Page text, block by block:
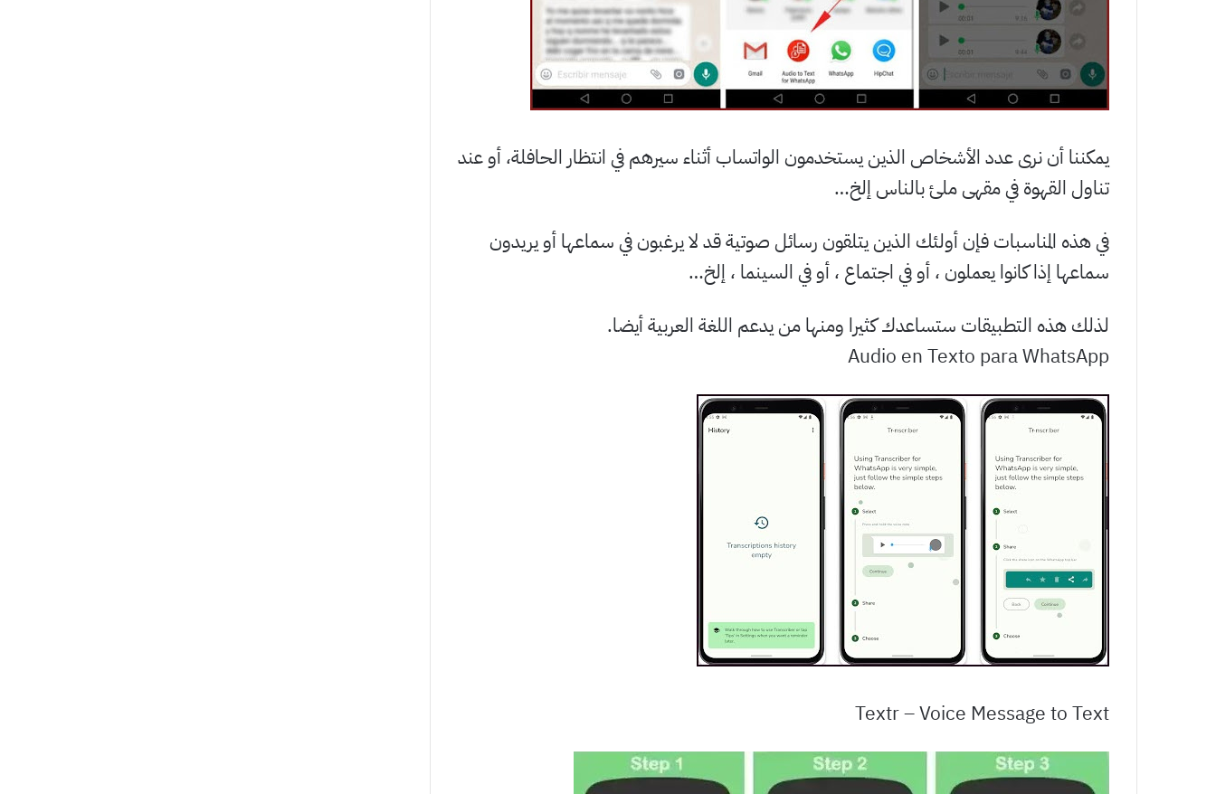
يمكننا أن نرى عدد الأشخاص الذين يستخدمون الواتساب أثناء سيرهم في انتظار الحافلة، أو عند
تناول القهوة في مقهى ملئ بالناس إلخ…
في هذه المناسبات فإن أولئك الذين يتلقون رسائل صوتية قد لا يرغبون في سماعها أو يريدون
سماعها إذا كانوا يعملون ، أو في اجتماع ، أو في السينما ، إلخ…
لذلك هذه التطبيقات ستساعدك كثيرا ومنها من يدعم اللغة العربية أيضا.
Audio en Texto para WhatsApp
Textr – Voice Message to Text